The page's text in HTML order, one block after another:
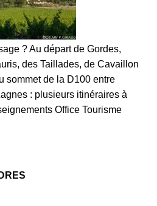
? Au départ de Gordes,
des Taillades, de Cavaillon
sommet de la D100 entre
: plusieurs itinéraires à
Office Tourisme